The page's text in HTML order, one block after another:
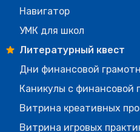
Навигатор
УМК для школ
Литературный квест
Дни финансовой
Каникулы с финансовой
Витрина креативных
Витрина игровых